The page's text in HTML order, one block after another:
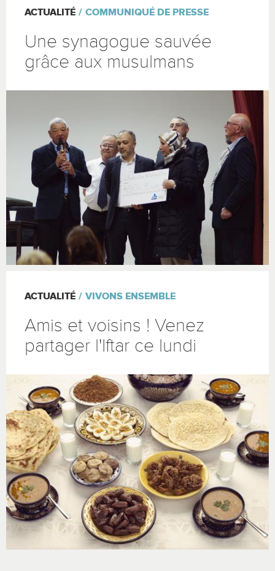
ACTUALITÉ COMMUNIQUÉ DE PRESSE
Une synagogue sauvée
grâce aux musulmans
ACTUALITÉ VIVONS ENSEMBLE
Amis et voisins ! Venez
partager l'Iftar ce lundi